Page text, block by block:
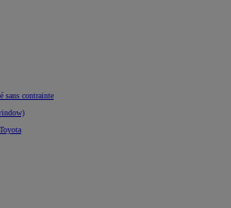
contrainte